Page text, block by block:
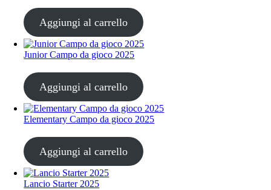
CHF30.00
Aggiungi al carrello
Junior Campo da gioco 2025
CHF30.00
Aggiungi al carrello
Elementary Campo da gioco 2025
CHF30.00
Aggiungi al carrello
Lancio Starter 2025